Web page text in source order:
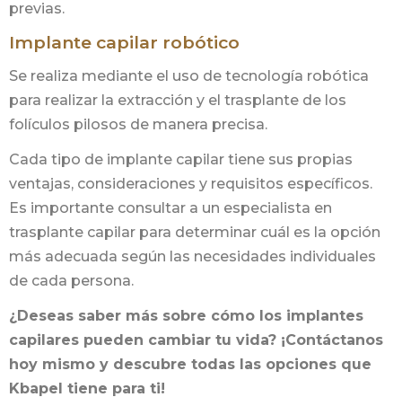
previas.
Implante capilar robótico
Se realiza mediante el uso de tecnología robótica
para realizar la extracción y el trasplante de los
folículos pilosos de manera precisa.
Cada tipo de implante capilar tiene sus propias
ventajas, consideraciones y requisitos específicos.
Es importante consultar a un especialista en
trasplante capilar para determinar cuál es la opción
más adecuada según las necesidades individuales
de cada persona.
¿Deseas saber más sobre cómo los implantes
capilares pueden cambiar tu vida? ¡Contáctanos
hoy mismo y descubre todas las opciones que
Kbapel tiene para ti!